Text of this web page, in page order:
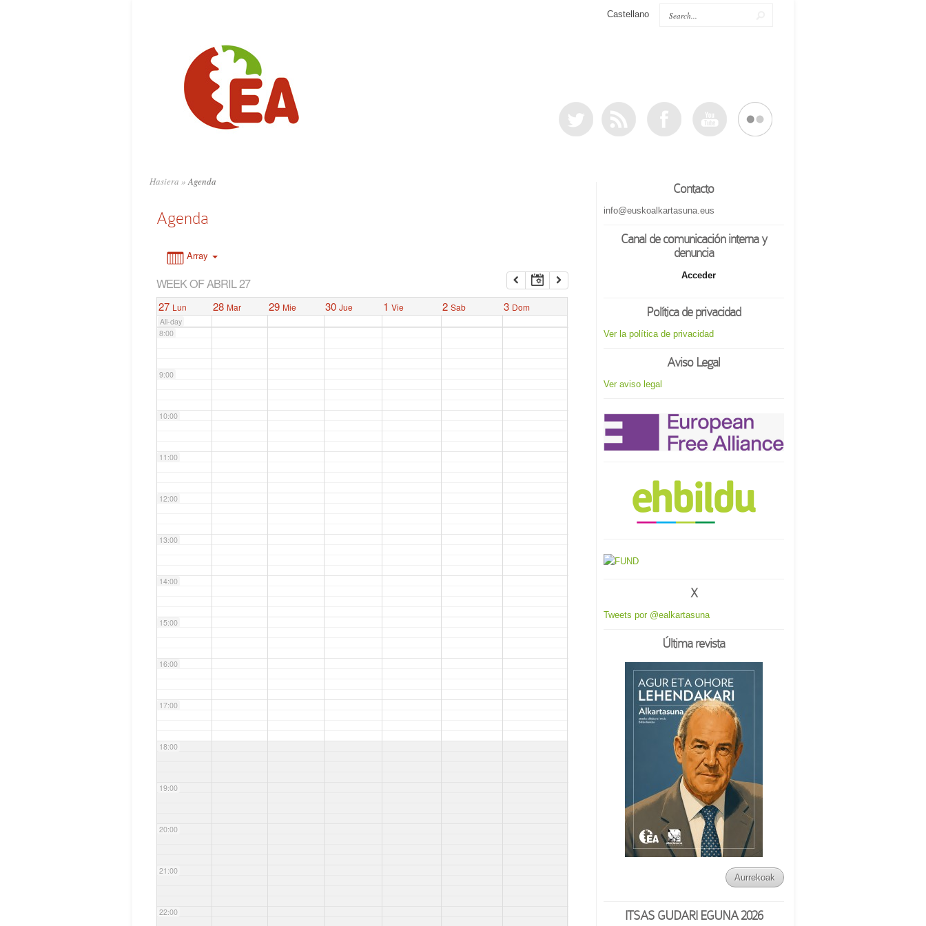
Castellano
Hasiera »Agenda
Agenda
Array
WEEK OF ABRIL 27
27 Lun 28 Mar 29 Mie 30 Jue 1 Vie 2 Sab 3 Dom
All-day
6:00
8:00
9:00
10:00
11:00
12:00
13:00
14:00
15:00
16:00
17:00
18:00
19:00
20:00
21:00
22:00
Contacto
info@euskoalkartasuna.eus
Canal de comunicación interna y
denuncia
Acceder
Política de privacidad
Ver la política de privacidad
Aviso Legal
Ver aviso legal
X
Tweets por @ealkartasuna
Última revista
Aurrekoak
ITSAS GUDARI EGUNA 2026